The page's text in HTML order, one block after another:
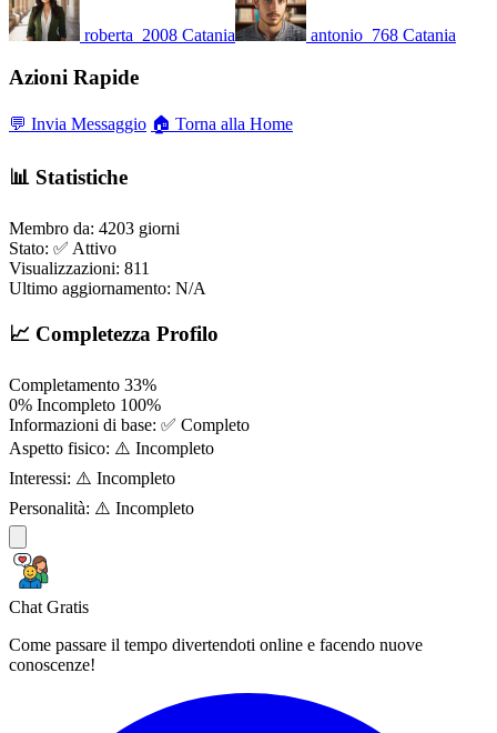
roberta_2008 Catania antonio_768 Catania
Azioni Rapide
💬 Invia Messaggio 🏠 Torna alla Home
📊 Statistiche
Membro da: 4203 giorni
Stato: ✅ Attivo
Visualizzazioni: 811
Ultimo aggiornamento: N/A
📈 Completezza Profilo
Completamento 33%
0% Incompleto 100%
Informazioni di base: ✅ Completo
Aspetto fisico: ⚠️ Incompleto
Interessi: ⚠️ Incompleto
Personalità: ⚠️ Incompleto
Chat Gratis
Come passare il tempo divertendoti online e facendo nuove
conoscenze!